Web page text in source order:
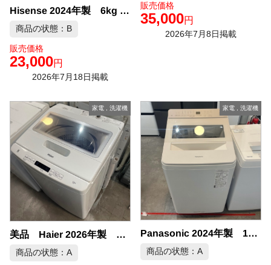
Hisense 2024年製 6kg 洗濯機 中古品販売
商品の状態：B
販売価格
23,000円
2026年7月18日掲載
販売価格
35,000円
2026年7月8日掲載
家電, 洗濯機
美品 Haier 2026年製 10kg 洗濯機 中古品販売
商品の状態：A
家電 洗濯機
Panasonic 2024年製 10kg 洗濯機 中古品販売
商品の状態：A